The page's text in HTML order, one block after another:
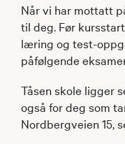
Når vi har mottatt
til deg. Før
læring og test-
påfølgende
Tåsen skole ligger
også for deg som
Nordbergveien 15,